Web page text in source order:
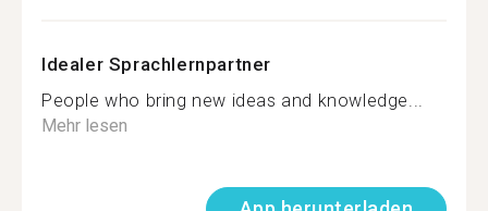
Idealer Sprachlernpartner
People who bring new ideas and knowledge...
Mehr lesen